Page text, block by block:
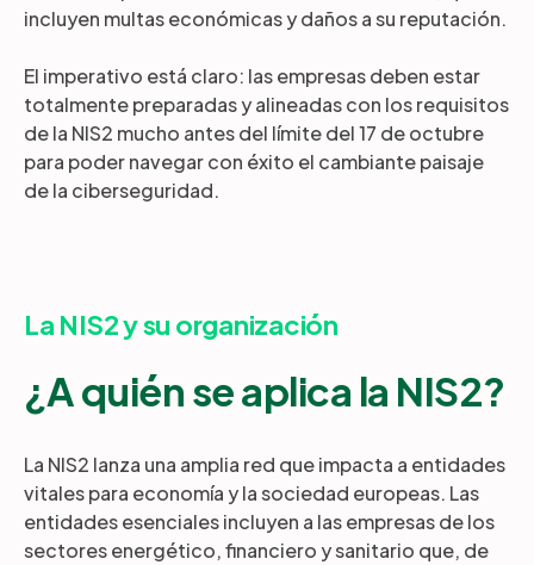
incluyen multas económicas y daños a su reputación.
El imperativo está claro: las empresas deben estar
totalmente preparadas y alineadas con los requisitos
de la NIS2 mucho antes del límite del 17 de octubre
para poder navegar con éxito el cambiante paisaje
de la ciberseguridad.
La NIS2 y su organización
¿A quién se aplica la NIS2?
La NIS2 lanza una amplia red que impacta a entidades
vitales para economía y la sociedad europeas. Las
entidades esenciales incluyen a las empresas de los
sectores energético, financiero y sanitario que, de